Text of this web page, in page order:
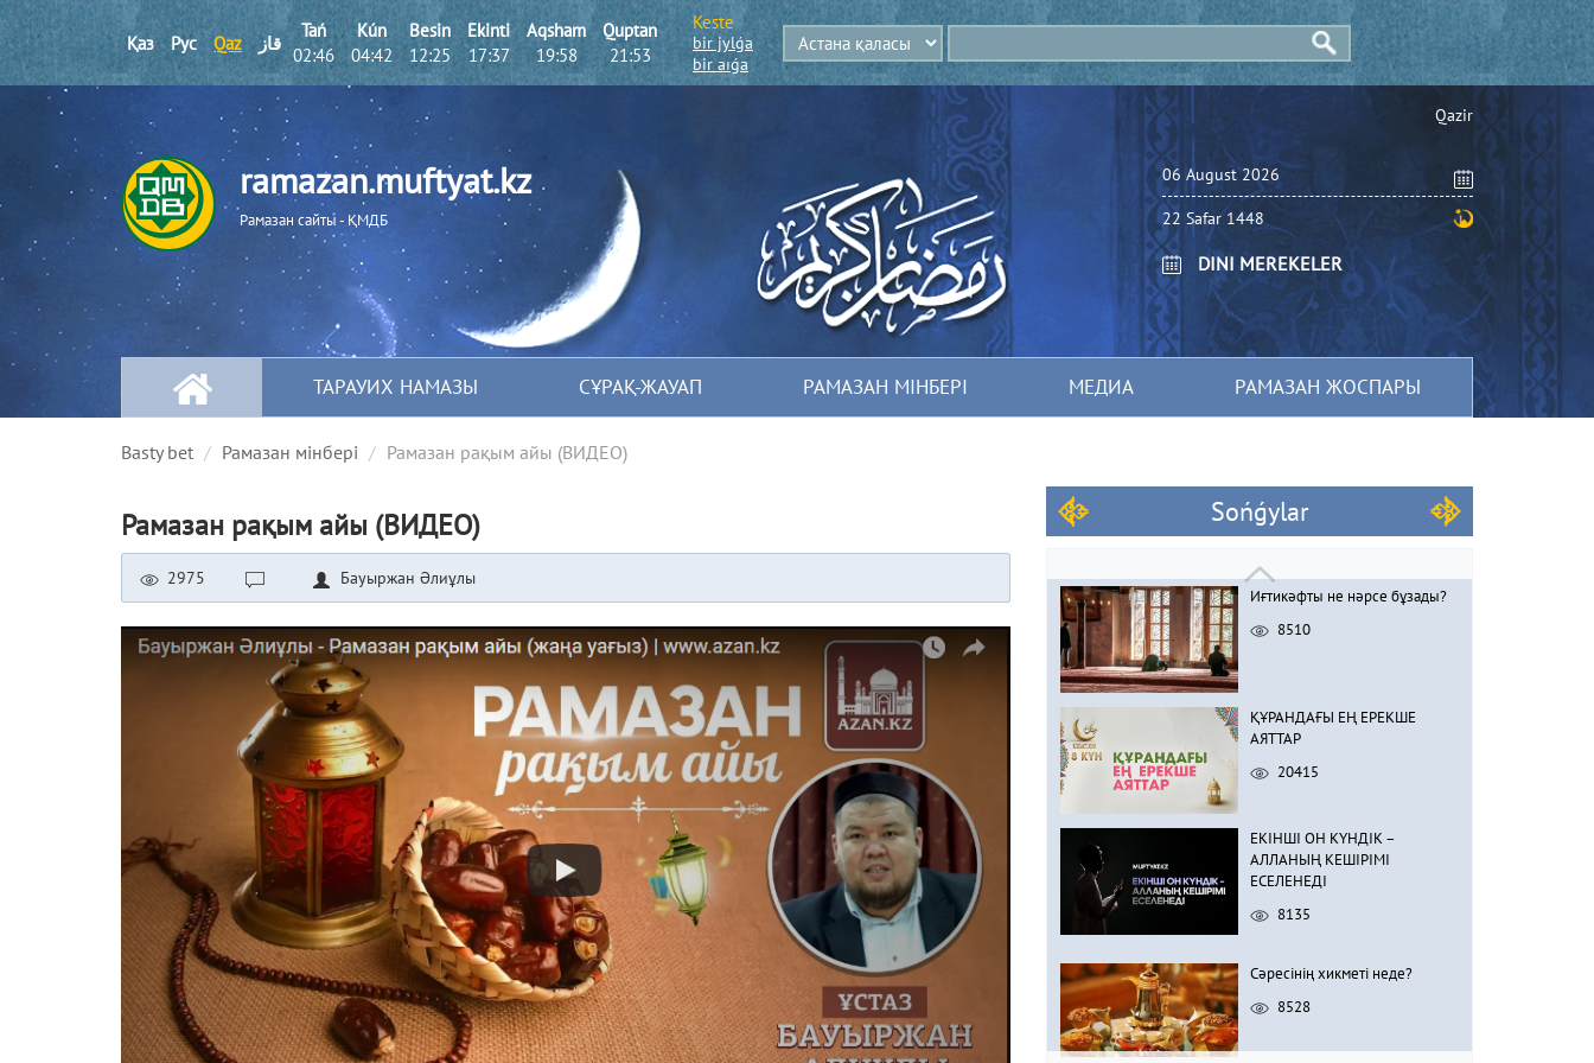
Қаз Рус Qaz قاز
Tań
02:46
Kún
04:42
Besіn
12:25
Ekіntі
17:37
Aqsham
19:58
Quptan
21:53
Keste
bіr jylǵa
bіr aıǵa
ramazan.muftyat.kz
Рамазан сайты - ҚМДБ
Qazіr
06 August 2026
22 Safar 1448
DINI MEREKELER
ТАРАУИХ НАМАЗЫ СҰРАҚ-ЖАУАП РАМАЗАН МІНБЕРІ МЕДИА РАМАЗАН ЖОСПАРЫ
Basty bet Рамазан мінбері Рамазан рақым айы (ВИДЕО)
Рамазан рақым айы (ВИДЕО)
2975 Бауыржан Әлиұлы
Sońǵylar
Иғтикәфты не нәрсе бұзады?
8510
ҚҰРАНДАҒЫ ЕҢ ЕРЕКШЕ
АЯТТАР
20415
ЕКІНШІ ОН КҮНДІК –
АЛЛАНЫҢ КЕШІРІМІ
ЕСЕЛЕНЕДІ
8135
Сәресінің хикметі неде?
8528